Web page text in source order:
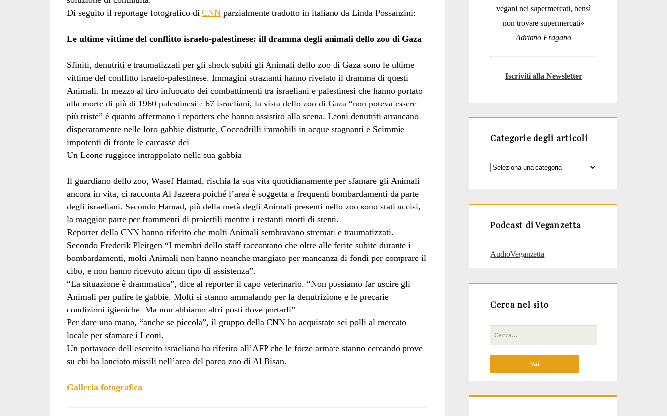
Di seguito il reportage fotografico di CNNparzialmente tradotto in italiano da Linda Possanzini:
Le ultime vittime del conflitto israelo-palestinese: ill dramma degli animali dello zoo di Gaza
Sfiniti, denutriti e traumatizzati per gli shock subiti gli Animali dello zoo di Gaza sono le ultime
vittime del conflitto israelo-palestinese. Immagini strazianti hanno rivelato il dramma di questi
Animali. In mezzo al tiro infuocato dei combattimenti tra israeliani e palestinesi che hanno portato
alla morte di più di 1960 palestinesi e 67 israeliani, la vista dello zoo di Gaza “non poteva essere
più triste” è quanto affermano i reporters che hanno assistito alla scena. Leoni denutriti arrancano
disperatamente nelle loro gabbie distrutte, Coccodrilli immobili in acque stagnanti e Scimmie
impotenti di fronte le carcasse dei
Un Leone ruggisce intrappolato nella sua gabbia
Il guardiano dello zoo, Wasef Hamad, rischia la sua vita quotidianamente per sfamare gli Animali
ancora in vita, ci racconta Al Jazeera poiché l’area è soggetta a frequenti bombardamenti da parte
degli israeliani. Secondo Hamad, più della metà degli Animali presenti nello zoo sono stati uccisi,
la maggior parte per frammenti di proiettili mentre i restanti morti di stenti.
Reporter della CNN hanno riferito che molti Animali sembravano stremati e traumatizzati.
Secondo Frederik Pleitgen “I membri dello staff raccontano che oltre alle ferite subite durante i
bombardamenti, molti Animali non hanno neanche mangiato per mancanza di fondi per comprare il
cibo, e non hanno ricevuto alcun tipo di assistenza”.
“La situazione è drammatica”, dice al reporter il capo veterinario. “Non possiamo far uscire gli
Animali per pulire le gabbie. Molti si stanno ammalando per la denutrizione e le precarie
condizioni igieniche. Ma non abbiamo altri posti dove portarli”.
Per dare una mano, “anche se piccola”, il gruppo della CNN ha acquistato sei polli al mercato
locale per sfamare i Leoni.
Un portavoce dell’esercito israeliano ha riferito all’AFP che le forze armate stanno cercando prove
su chi ha lanciato missili nell’area del parco zoo di Al Bisan.
Galleria fotografica
vegani nei supermercati, bensì
non trovare supermercati»
Adriano Fragano
Iscriviti alla Newsletter
Categorie degli articoli
Categorie
Podcast di Veganzetta
AudioVeganzetta
Cerca nel sito
Cerca
per: